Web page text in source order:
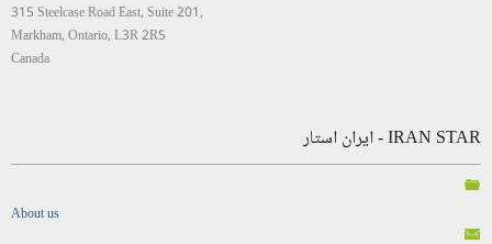
315 Steelcase Road East, Suite 201,
Markham, Ontario, L3R 2R5
Canada
IRAN STAR - ایران استار
About us